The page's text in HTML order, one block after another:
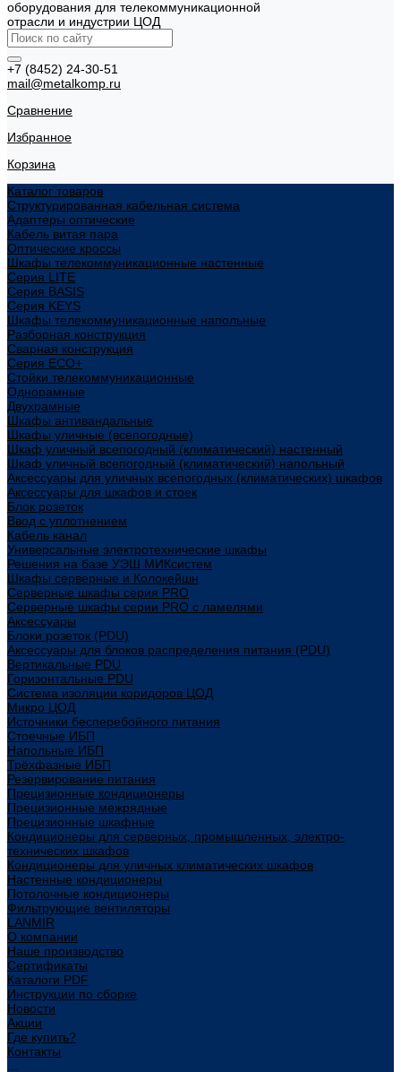
оборудования для телекоммуникационной
отрасли и индустрии ЦОД
+7 (8452) 24-30-51
mail@metalkomp.ru
Сравнение
Избранное
Корзина
Каталог товаров
Структурированная кабельная система
Адаптеры оптические
Кабель витая пара
Оптические кроссы
Шкафы телекоммуникационные настенные
Cерия LITE
Cерия BASIS
Cерия KEYS
Шкафы телекоммуникационные напольные
Разборная конструкция
Сварная конструкция
Серия ECO+
Стойки телекоммуникационные
Однорамные
Двухрамные
Шкафы антивандальные
Шкафы уличные (всепогодные)
Шкаф уличный всепогодный (климатический) настенный
Шкаф уличный всепогодный (климатический) напольный
Аксессуары для уличных всепогодных (климатических) шкафов
Аксессуары для шкафов и стоек
Блок розеток
Ввод с уплотнением
Кабель канал
Универсальные электротехнические шкафы
Решения на базе УЭШ МИКсистем
Шкафы серверные и Колокейшн
Серверные шкафы серия PRO
Серверные шкафы серии PRO с ламелями
Аксессуары
Блоки розеток (PDU)
Аксессуары для блоков распределения питания (PDU)
Вертикальные PDU
Горизонтальные PDU
Система изоляции коридоров ЦОД
Микро ЦОД
Источники бесперебойного питания
Стоечные ИБП
Напольные ИБП
Трёхфазные ИБП
Резервирование питания
Прецизионные кондиционеры
Прецизионные межрядные
Прецизионные шкафные
Кондиционеры для серверных, промышленных, электро-
технических шкафов
Кондиционеры для уличных климатических шкафов
Настенные кондиционеры
Потолочные кондиционеры
Фильтрующие вентиляторы
LANMIR
О компании
Наше производство
Сертификаты
Каталоги PDF
Инструкции по сборке
Новости
Акции
Где купить?
Контакты